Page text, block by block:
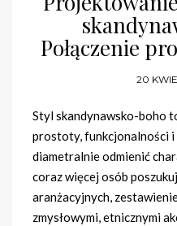
Połączenie
20
Styl skandynawsko-boho
prostoty, funkcjonalności i
diametralnie odmienić
coraz więcej osób
aranżacyjnych,
zmysłowymi, etnicznymi